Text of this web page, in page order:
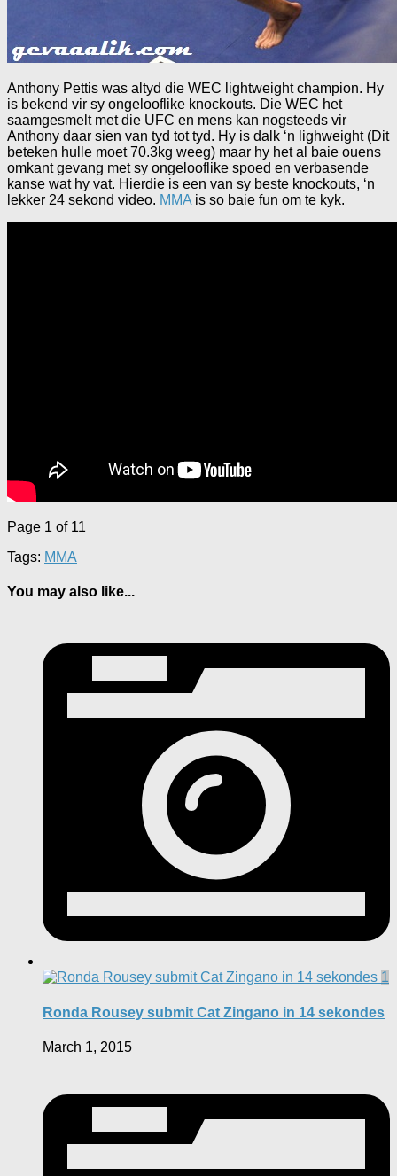
Anthony Pettis was altyd die WEC lightweight champion. Hy
is bekend vir sy ongelooflike knockouts. Die WEC het
saamgesmelt met die UFC en mens kan nogsteeds vir
Anthony daar sien van tyd tot tyd. Hy is dalk ‘n lighweight (Dit
beteken hulle moet 70.3kg weeg) maar hy het al baie ouens
omkant gevang met sy ongelooflike spoed en verbasende
kanse wat hy vat. Hierdie is een van sy beste knockouts, ‘n
lekker 24 sekond video. MMA is so baie fun om te kyk.
Page 1 of 11
Tags: MMA
You may also like...
1
Ronda Rousey submit Cat Zingano in 14 sekondes
March 1, 2015